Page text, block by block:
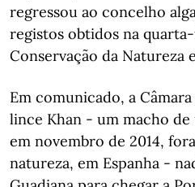
regressou ao concelho
registos obtidos na
Conservação da Natureza
Em comunicado, a
lince Khan - um macho
em novembro de 2014,
natureza, em Espanha -